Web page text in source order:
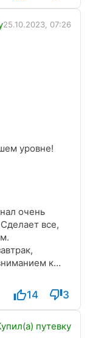
25.10.2023, 07:26
уровне!
очень
все,
к
14 3
путевку